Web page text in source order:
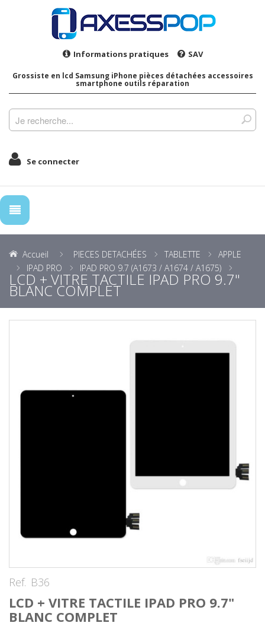
Informations pratiques SAV
Grossiste en lcd Samsung iPhone pièces détachées accessoires
smartphone outils réparation
Se connecter
Accueil PIECES DETACHÉES TABLETTE
APPLE
IPAD PRO
IPAD PRO 9.7 (A1673 / A1674 / A1675)
LCD + VITRE TACTILE IPAD PRO 9.7"
BLANC COMPLET
Ref. B36
LCD + VITRE TACTILE IPAD PRO 9.7"
BLANC COMPLET